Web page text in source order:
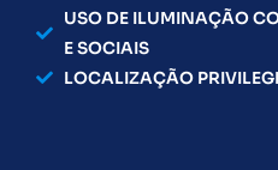
USO DE ILUMINAÇÃO
E SOCIAIS
LOCALIZAÇÃO